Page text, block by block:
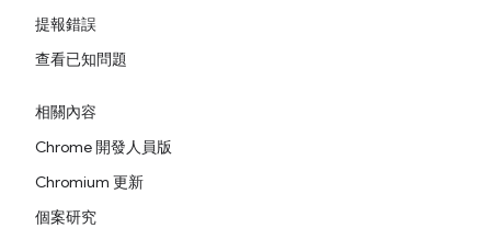
提報錯誤
查看已知問題
相關內容
Chrome 開發人員版
Chromium 更新
個案研究